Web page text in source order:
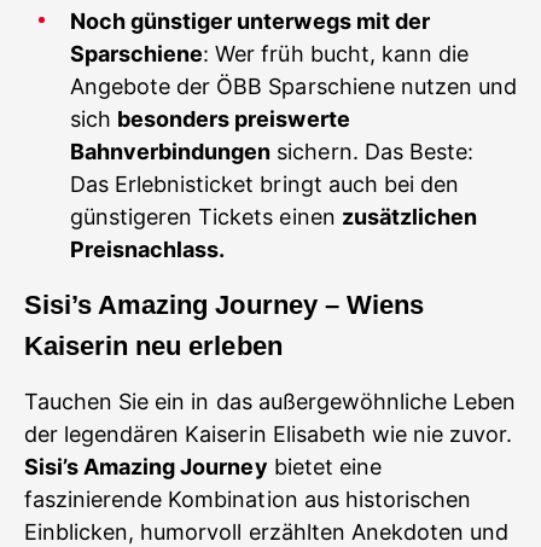
Noch günstiger unterwegs mit der
Sparschiene: Wer früh bucht, kann die
Angebote der ÖBB Sparschiene nutzen und
sich besonders preiswerte
Bahnverbindungen sichern. Das Beste:
Das Erlebnisticket bringt auch bei den
günstigeren Tickets einen zusätzlichen
Preisnachlass.
Sisi’s Amazing Journey – Wiens
Kaiserin neu erleben
Tauchen Sie ein in das außergewöhnliche Leben
der legendären Kaiserin Elisabeth wie nie zuvor.
Sisi’s Amazing Journey bietet eine
faszinierende Kombination aus historischen
Einblicken, humorvoll erzählten Anekdoten und